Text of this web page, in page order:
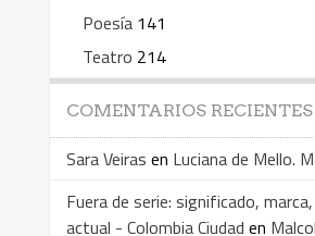
Poesía 141
Teatro 214
COMENTARIOS RECIENTES
Sara Veiras en Luciana de Mello.
Fuera de serie: significado,
actual - Colombia Ciudad en